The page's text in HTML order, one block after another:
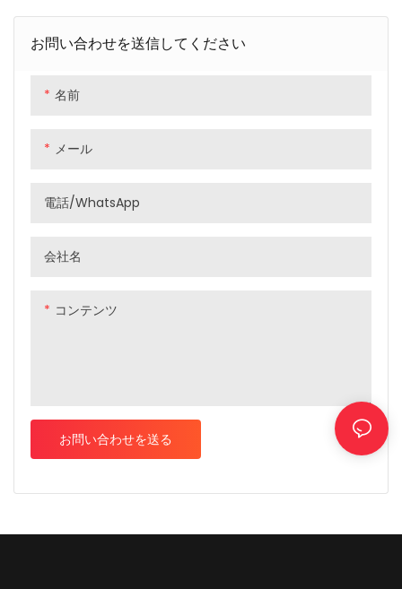
お問い合わせを送信してください
名前
メール
電話/WhatsApp
会社名
コンテンツ
お問い合わせを送る
ボンファイバーを使用し、精密
設計されたこのフレームは、驚
定性から、限界まで加速する際
パフォーマンスフィードバック
頼性と応答性の高い乗り心地を